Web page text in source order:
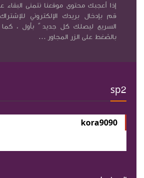
إذا أعجبك محتوى موقعنا نتمنى
السريع ليصلك كل جديد ً بأول ،
بالضغط على الزر المجاور ...
sp2
kora9090